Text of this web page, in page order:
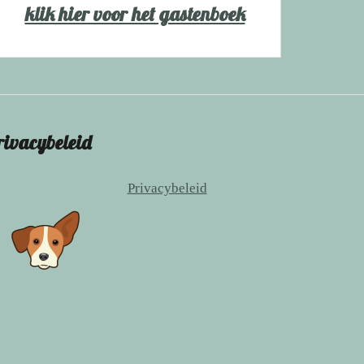
klik hier voor het gastenboek
Privacybeleid